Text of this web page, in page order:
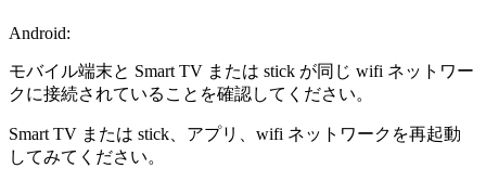
Android:
モバイル端末と Smart TV または stick が同じ wifi ネットワー
クに接続されていることを確認してください。
Smart TV または stick、アプリ、wifi ネットワークを再起動
してみてください。